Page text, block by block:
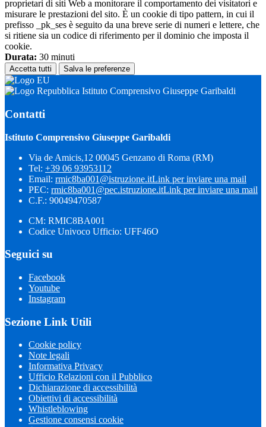
proprietari di siti Web a monitorare il comportamento dei visitatori e
misurare le prestazioni del sito. È un cookie di tipo pattern, in cui il
prefisso _pk_ses è seguito da una breve serie di numeri e lettere, che
si ritiene sia un codice di riferimento per il dominio che imposta il
cookie.
Durata: 30 minuti
Accetta tutti Salva le preferenze
Istituto Comprensivo Giuseppe Garibaldi
Contatti
Istituto Comprensivo Giuseppe Garibaldi
Via de Amicis,12 00045 Genzano di Roma (RM)
Tel: +39 06 93953112
Email: rmic8ba001@istruzione.itLink per inviare una mail
PEC: rmic8ba001@pec.istruzione.itLink per inviare una mail
C.F.: 90049470587
CM: RMIC8BA001
Codice Univoco Ufficio: UFF46O
Seguici su
Facebook
Youtube
Instagram
Sezione Link Utili
Cookie policy
Note legali
Informativa Privacy
Ufficio Relazioni con il Pubblico
Dichiarazione di accessibilità
Obiettivi di accessibilità
Whistleblowing
Gestione consensi cookie